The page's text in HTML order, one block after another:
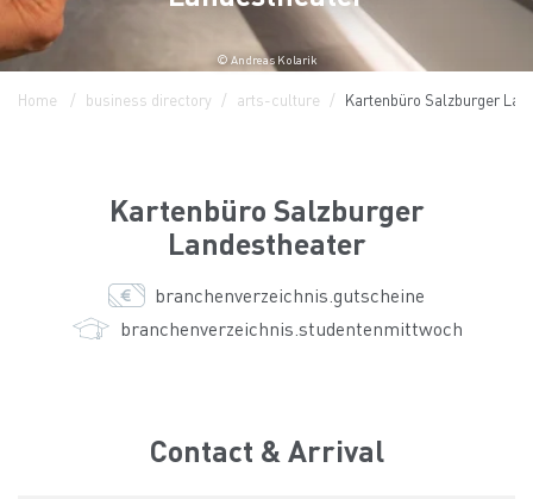
© Andreas Kolarik
Home business directory arts-culture Kartenbüro Salzburger
Kartenbüro Salzburger
Landestheater
branchenverzeichnis.gutscheine
branchenverzeichnis.studentenmittwoch
Contact & Arrival